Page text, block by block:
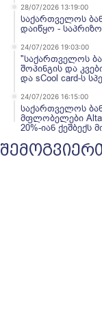
28/07/2026 13:19:00
საქართველოს
დაიწყო -
24/07/2026 19:03:00
"საქართველოს
შოპინგის და
და sCool card-ს
24/07/2026 16:15:00
საქართველოს
მფლობელები
20%-იან ქეშბექს